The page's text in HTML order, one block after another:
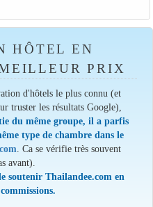
HÔTEL EN
PRIX
d'hôtels le plus connu (et
truster les résultats Google),
du même groupe, il a parfis
type de chambre dans le
. Ca se vérifie très souvent
avant).
soutenir Thailandee.com en